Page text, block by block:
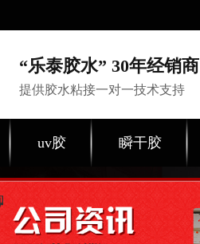
“乐泰胶水” 30年经销商
提供胶水粘接一对一技术支持
uv胶 瞬干胶